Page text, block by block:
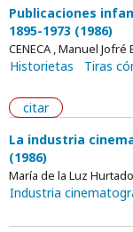
Publicaciones
1895-1973 (1986)
CENECA , Manuel Jofré
Historietas Tiras
citar
La industria
(1986)
María de la Luz Hurtado
Industria